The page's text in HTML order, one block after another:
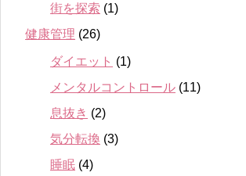
街を探索 (1)
健康管理 (26)
ダイエット (1)
メンタルコントロール (11)
息抜き (2)
気分転換 (3)
睡眠 (4)